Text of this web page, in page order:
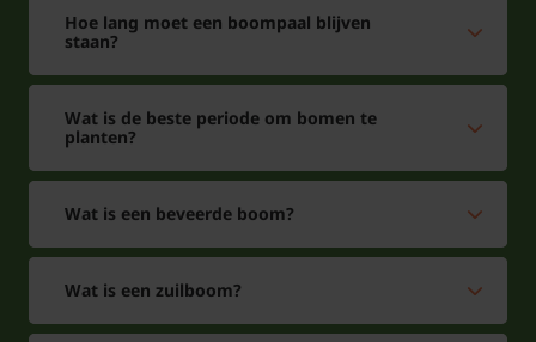
Hoe lang moet een boompaal blijven
staan?
Wat is de beste periode om bomen te
planten?
Wat is een beveerde boom?
Wat is een zuilboom?